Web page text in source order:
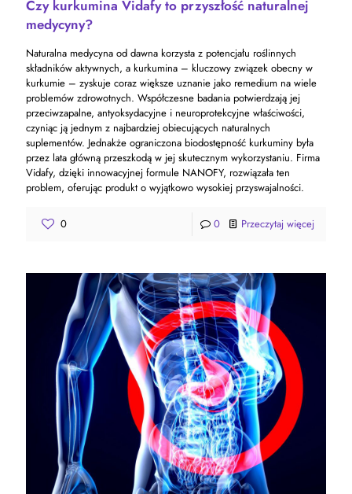
Czy kurkumina Vidafy to przyszłość naturalnej
medycyny?
Naturalna medycyna od dawna korzysta z potencjału roślinnych
składników aktywnych, a kurkumina – kluczowy związek obecny w
kurkumie – zyskuje coraz większe uznanie jako remedium na wiele
problemów zdrowotnych. Współczesne badania potwierdzają jej
przeciwzapalne, antyoksydacyjne i neuroprotekcyjne właściwości,
czyniąc ją jednym z najbardziej obiecujących naturalnych
suplementów. Jednakże ograniczona biodostępność kurkuminy była
przez lata główną przeszkodą w jej skutecznym wykorzystaniu. Firma
Vidafy, dzięki innowacyjnej formule NANOFY, rozwiązała ten
problem, oferując produkt o wyjątkowo wysokiej przyswajalności.
0 0 Przeczytaj więcej